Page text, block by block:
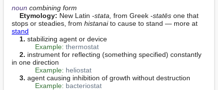
noun combining form
Etymology: New Latin -stata, from Greek -statēs one that
stops or steadies, from histanai
stand
1. stabilizing agent or device
Example: thermostat
2. instrument for reflecting (something specified) constantly
in one direction
Example: heliostat
3. agent causing inhibition of growth without destruction
Example: bacteriostat